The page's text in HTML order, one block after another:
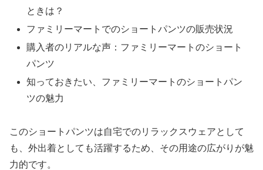
ときは？
ファミリーマートでのショートパンツの販売状況
購入者のリアルな声：ファミリーマートのショート
パンツ
知っておきたい、ファミリーマートのショートパン
ツの魅力
このショートパンツは自宅でのリラックスウェアとして
も、外出着としても活躍するため、その用途の広がりが魅
力的です。